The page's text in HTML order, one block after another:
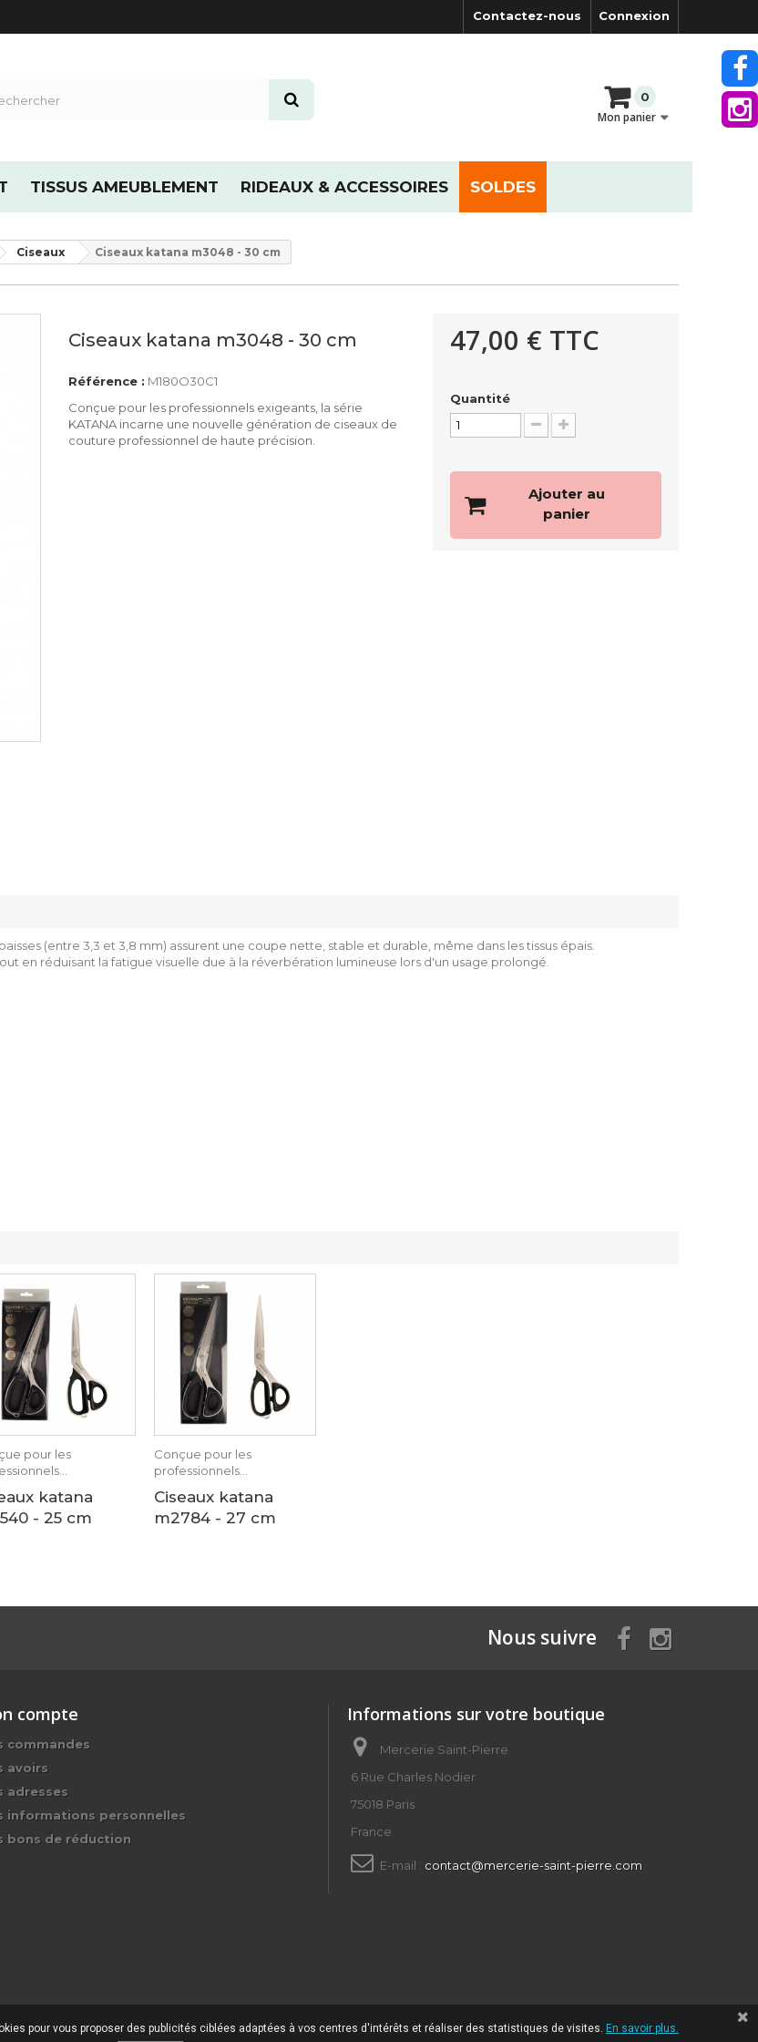
Connexion
Contactez-nous
0
Mon panier
TISSUS AMEUBLEMENT RIDEAUX & ACCESSOIRES SOLDES
Ciseaux Ciseaux katana m3048 - 30 cm
Ciseaux katana m3048 - 30 cm
Référence : M180O30C1
Conçue pour les professionnels exigeants, la série
KATANA incarne une nouvelle génération de ciseaux de
couture professionnel de haute précision.
47,00 € TTC
Quantité
Ajouter au
panier
(entre 3,3 et 3,8 mm) assurent une coupe nette, stable et durable, même dans les tissus épais.
en réduisant la fatigue visuelle due à la réverbération lumineuse lors d'un usage prolongé.
pour les
katana
- 25 cm
Conçue pour les
professionnels...
Ciseaux katana
m2784 - 27 cm
Nous suivre
compte
commandes
avoirs
adresses
informations personnelles
bons de réduction
Informations sur votre boutique
Mercerie Saint-Pierre
6 Rue Charles Nodier
75018 Paris
France
E-mail : contact@mercerie-saint-pierre.com
pour vous proposer des publicités ciblées adaptées à vos centres d'intérêts et réaliser des statistiques de visites. En savoir plus.